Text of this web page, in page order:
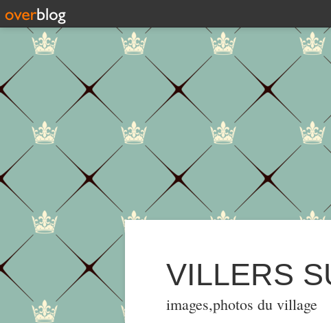
VILLERS
images,photos du village